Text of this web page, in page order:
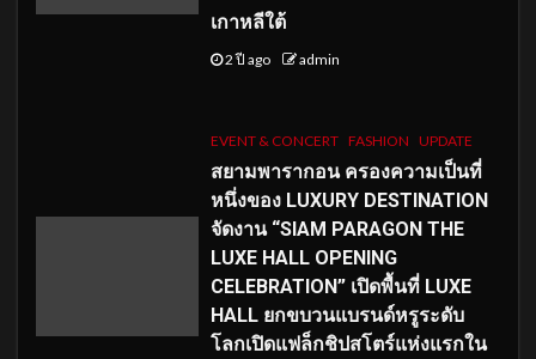
เกาหลีใต้
2 ปี ago admin
EVENT & CONCERT FASHION UPDATE
สยามพารากอน ครองความเป็นที่
หนึ่งของ LUXURY DESTINATION
จัดงาน “SIAM PARAGON THE
LUXE HALL OPENING
CELEBRATION” เปิดพื้นที่ LUXE
HALL ยกขบวนแบรนด์หรูระดับ
โลกเปิดแฟล็กชิปสโตร์แห่งแรกใน